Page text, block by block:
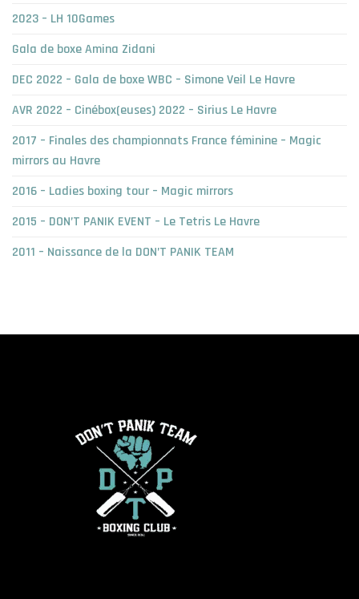
2023 – LH 10Games
Gala de boxe Amina Zidani
DEC 2022 – Gala de boxe WBC – Simone Veil Le Havre
AVR 2022 – Cinébox(euses) 2022 – Sirius Le Havre
2017 – Finales des championnats France féminine – Magic
mirrors au Havre
2016 – Ladies boxing tour – Magic mirrors
2015 – DON’T PANIK EVENT – Le Tetris Le Havre
2011 – Naissance de la DON’T PANIK TEAM